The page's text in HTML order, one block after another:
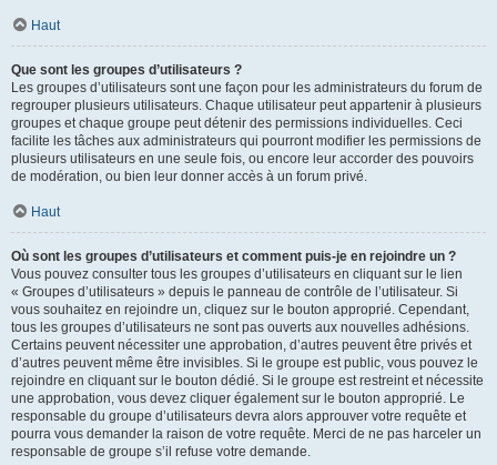
Haut
Que sont les groupes d’utilisateurs ?
Les groupes d’utilisateurs sont une façon pour les administrateurs du forum de
regrouper plusieurs utilisateurs. Chaque utilisateur peut appartenir à plusieurs
groupes et chaque groupe peut détenir des permissions individuelles. Ceci
facilite les tâches aux administrateurs qui pourront modifier les permissions de
plusieurs utilisateurs en une seule fois, ou encore leur accorder des pouvoirs
de modération, ou bien leur donner accès à un forum privé.
Haut
Où sont les groupes d’utilisateurs et comment puis-je en rejoindre un ?
Vous pouvez consulter tous les groupes d’utilisateurs en cliquant sur le lien
« Groupes d’utilisateurs » depuis le panneau de contrôle de l’utilisateur. Si
vous souhaitez en rejoindre un, cliquez sur le bouton approprié. Cependant,
tous les groupes d’utilisateurs ne sont pas ouverts aux nouvelles adhésions.
Certains peuvent nécessiter une approbation, d’autres peuvent être privés et
d’autres peuvent même être invisibles. Si le groupe est public, vous pouvez le
rejoindre en cliquant sur le bouton dédié. Si le groupe est restreint et nécessite
une approbation, vous devez cliquer également sur le bouton approprié. Le
responsable du groupe d’utilisateurs devra alors approuver votre requête et
pourra vous demander la raison de votre requête. Merci de ne pas harceler un
responsable de groupe s’il refuse votre demande.